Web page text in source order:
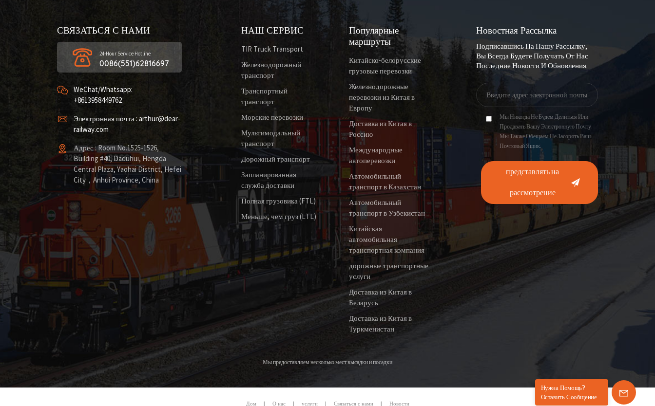
СВЯЗАТЬСЯ С НАМИ
24-Hour Service Hotline
0086(551)62816697
WeChat/Whatsapp:
+8613958449762
Электронная почта : arthur@dear-
railway.com
Адрес : Room No.1525-1526,
Building #40, Daduhui, Hengda
Central Plaza, Yaohai District, Hefei
City，Anhui Province, China
НАШ СЕРВИС
TIR Truck Transport
Железнодорожный
транспорт
Транспортный
транспорт
Морские перевозки
Мультимодальный
транспорт
Дорожный транспорт
Запланированная
служба доставки
Полная грузовика (FTL)
Меньше, чем груз (LTL)
Популярные
маршруты
Китайско-белорусские
грузовые перевозки
Железнодорожные
перевозки из Китая в
Европу
Доставка из Китая в
Россию
Международные
автоперевозки
Автомобильный
транспорт в Казахстан
Автомобильный
транспорт в Узбекистан
Китайская
автомобильная
транспортная компания
дорожные транспортные
услуги
Доставка из Китая в
Беларусь
Доставка из Китая в
Туркменистан
Новостная Рассылка
Подписавшись На Нашу Рассылку,
Вы Всегда Будете Получать От Нас
Последние Новости И Обновления.
Мы Никогда Не Будем Делиться Или
Продавать Вашу Электронную Почту.
Мы Также Обещаем Не Засорять Ваш
Почтовый Ящик.
представлять на
рассмотрение
Мы предоставляем несколько мест высадки и посадки
Дом | О нас | услуги | Связаться с нами | Новости
Нужна Помощь?
Оставить Сообщение